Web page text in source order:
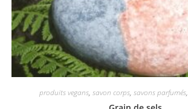
produits vegans, savon corps, savons parfumés,